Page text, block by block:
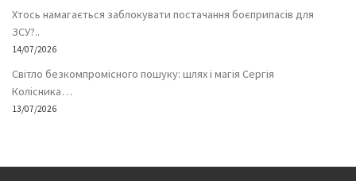
Хтось намагається заблокувати постачання боєприпасів для
ЗСУ?..
14/07/2026
Світло безкомпромісного пошуку: шлях і магія Сергія
Колісника…
13/07/2026